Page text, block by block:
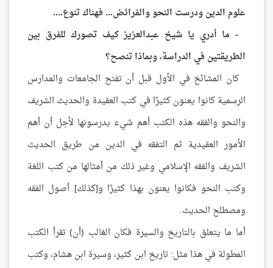
علوم الدين ودرست النحو والفرائض... فهناك تنوع....
- ما أدري يا شيخ عبدالعزيز كيف تصورك للفرق بين
الطريقتين في الدراسة، وبماذا تنصح؟
كان المشائخ في الأول قبل أن تفتح الجامعات والمدارس
الرسمية كانوا يعنون كثيرًا في كتب العقيدة والحديث الشريف
والنحو والفقه هذه الكتب أهم شيء يدرسونها لأجل أن أهم
الأمور العقيدية ثم التفقه في الدين من طريق الحديث
الشريف والفقه الإسلامي وغير ذلك من أمثالها من كتب اللغة
وكتب النحو فكانوا يعنون بهذا كثيرًا و[كذلك] أصول الفقه
ومصطلح الحديث.
أما ما يتعلق بالتاريخ والسيرة فكان الغالب (أن) تقرأ الكتب
المطولة في هذا مثل: تاريخ ابن كثير، وسيرة ابن هشام، وكتب